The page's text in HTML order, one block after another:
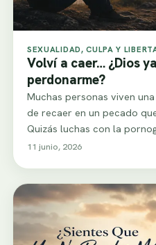
SEXUALIDAD, CULPA Y
Volví a caer… ¿Dios
perdonarme?
Muchas personas viven
de recaer en un pecado
Quizás luchas con la
11 junio, 2026